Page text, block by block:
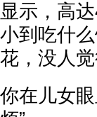
显示，高
小到吃什
花，没人
你在儿女眼